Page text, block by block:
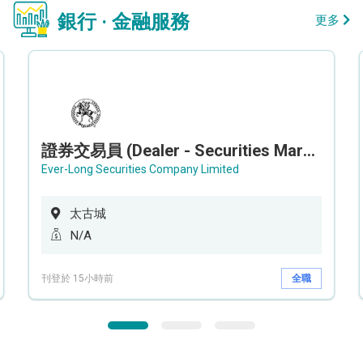
銀行 · 金融服務 更多
證券交易員 (Dealer - Securities Market)
Ever-Long Securities Company Limited
太古城
N/A
刊登於 15小時前 全職